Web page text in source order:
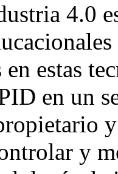
4.0
en estas
en un
y